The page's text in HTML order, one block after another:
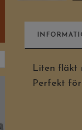
Liten fläkt
Perfekt